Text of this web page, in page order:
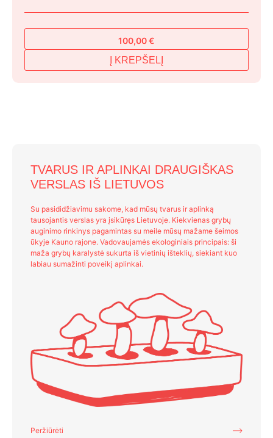
100,00€
Į KREPŠELĮ
TVARUS IR APLINKAI DRAUGIŠKAS
VERSLAS IŠ LIETUVOS
Su pasididžiavimu sakome, kad mūsų tvarus ir aplinką
tausojantis verslas yra įsikūręs Lietuvoje. Kiekvienas grybų
auginimo rinkinys pagamintas su meile mūsų mažame šeimos
ūkyje Kauno rajone. Vadovaujamės ekologiniais principais: ši
maža grybų karalystė sukurta iš vietinių išteklių, siekiant kuo
labiau sumažinti poveikį aplinkai.
Peržiūrėti